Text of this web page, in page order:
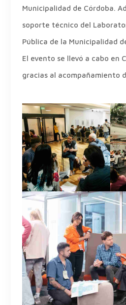
Municipalidad de Córdoba.
soporte técnico del
Pública de la Municipalidad
El evento se llevó a cabo en
gracias al acompañamiento